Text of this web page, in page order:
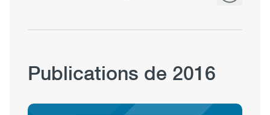
Publications de 2016